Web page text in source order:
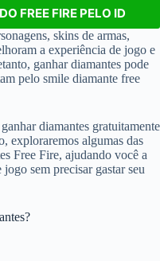
FREE FIRE PELO ID
skins de armas,
a experiência de jogo e
ganhar diamantes pode
pelo smile diamante free
diamantes gratuitamente
exploraremos algumas das
Free Fire, ajudando você a
sem precisar gastar seu